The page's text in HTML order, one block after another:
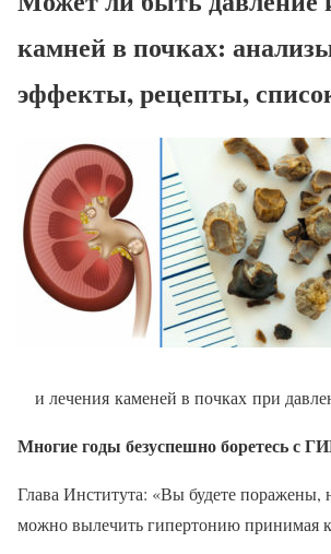
камней в почках:
эффекты, рецепты,
и лечения каменей в почках при
Многие годы безуспешно боретесь
Глава Института: «Вы будете поражены,
можно вылечить гипертонию принимая